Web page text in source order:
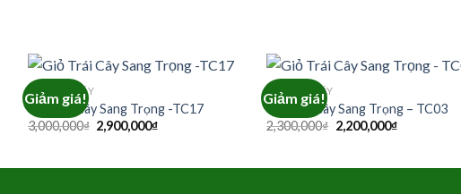
Giảm giá!
GIỎ TRÁI CÂY
Giỏ Trái Cây Sang Trọng -TC17
3,000,000₫ Giá
gốc
2,900,000₫Giá
Giảm giá!
GIỎ TRÁI CÂY
Giỏ Trái Cây Sang Trọng – TC03
2,300,000₫ Giá
gốc
2,200,000₫Giá